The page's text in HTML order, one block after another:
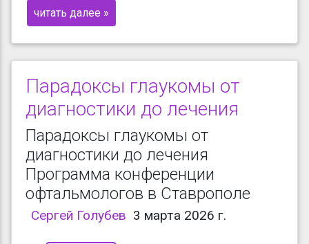
читать далее »
Парадоксы глаукомы от
диагностики до лечения
Парадоксы глаукомы от
диагностики до лечения
Программа конференции
офтальмологов в Ставрополе
Сергей Голубев 3 марта 2026 г.